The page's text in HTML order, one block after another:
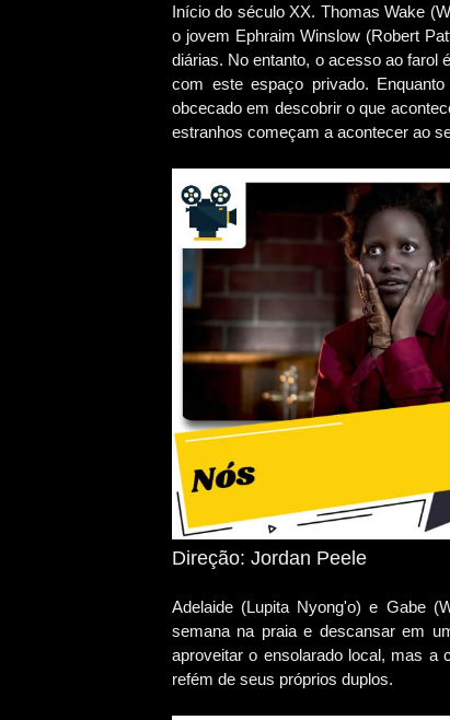
Início do século XX. Thomas Wake
o jovem Ephraim Winslow (Robert
diárias. No entanto, o acesso ao farol
com este espaço privado.
obcecado em descobrir o que
estranhos começam a acontecer ao
Direção: Jordan Peele
Adelaide (Lupita Nyong'o) e Gabe
semana na praia e descansar em
aproveitar o ensolarado local, mas a
refém de seus próprios duplos.